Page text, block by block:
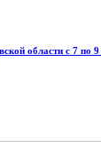
области с 7 по 9